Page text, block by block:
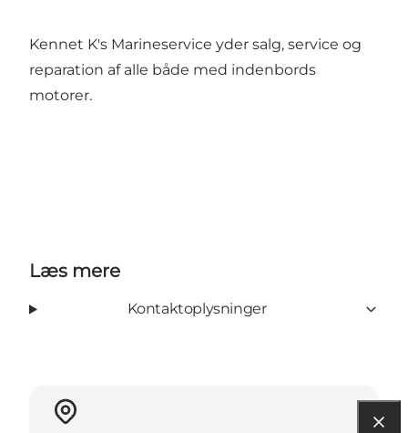
Kennet K's Marineservice yder salg, service og
reparation af alle både med indenbords
motorer.
Læs mere
Kontaktoplysninger